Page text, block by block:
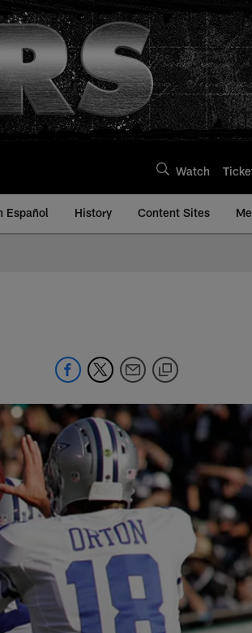
Watch
Español History Content Sites